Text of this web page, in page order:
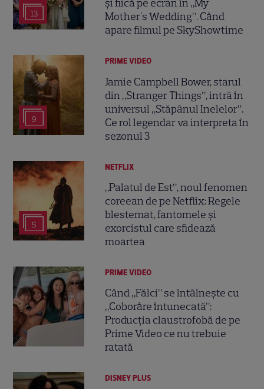
13
și fiică pe ecran în „My
Mother's Wedding”. Când
apare filmul pe SkyShowtime
9
PRIME VIDEO
Jamie Campbell Bower, starul
din „Stranger Things”, intră în
universul „Stăpânul Inelelor”.
Ce rol legendar va interpreta în
sezonul 3
5
NETFLIX
„Palatul de Est”, noul fenomen
coreean de pe Netflix: Regele
blestemat, fantomele și
exorcistul care sfidează
moartea
PRIME VIDEO
Când „Fălci” se întâlnește cu
„Coborâre întunecată”:
Producția claustrofobă de pe
Prime Video ce nu trebuie
ratată
DISNEY PLUS